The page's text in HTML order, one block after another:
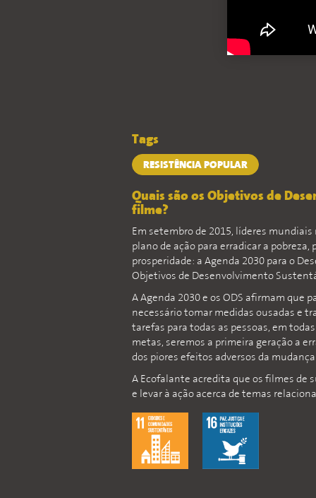
Tags
RESISTÊNCIA POPULAR
Quais são os Objetivos de
filme?
Em setembro de 2015, líderes
plano de ação para erradicar a
prosperidade: a Agenda 2030 para o
Objetivos de Desenvolvimento
A Agenda 2030 e os ODS afirmam
necessário tomar medidas ousadas e
tarefas para todas as pessoas, em
metas, seremos a primeira geração a
dos piores efeitos adversos da
A Ecofalante acredita que os filmes de
e levar à ação acerca de temas